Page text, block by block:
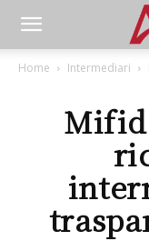
Home Intermediari
Mifid